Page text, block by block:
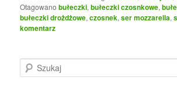
Otagowano bułeczki,bułeczki czosnkowe,
bułeczki drożdżowe,czosnek,ser mozzarella,
komentarz
z